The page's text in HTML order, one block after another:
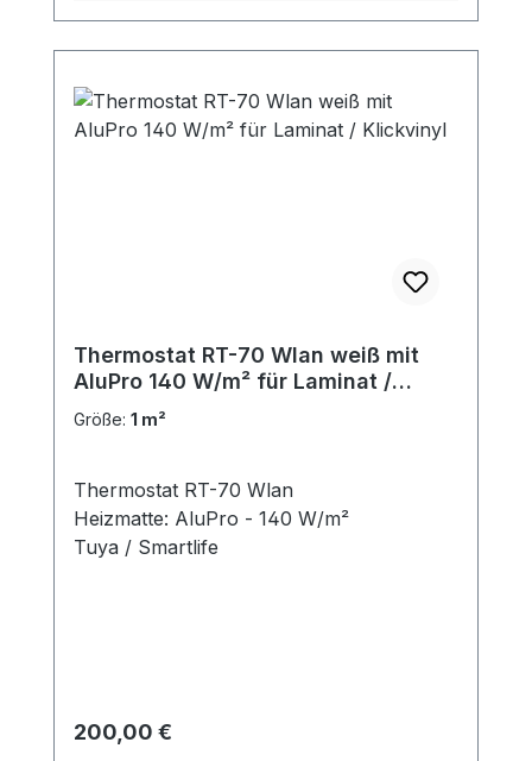
Thermostat RT-70 Wlan weiß mit
AluPro 140 W/m² für Laminat /
Klickvinyl
Größe: 1 m²
Thermostat RT-70 Wlan
Heizmatte: AluPro - 140 W/m²
Tuya / Smartlife
Regulärer Preis:
200,00 €